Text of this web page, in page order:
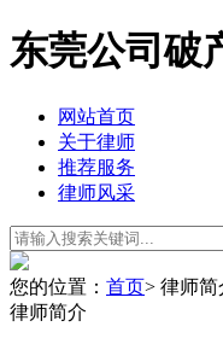
东莞公司破
网站首页
关于律师
推荐服务
律师风采
您的位置： 首页> 律师简
律师简介